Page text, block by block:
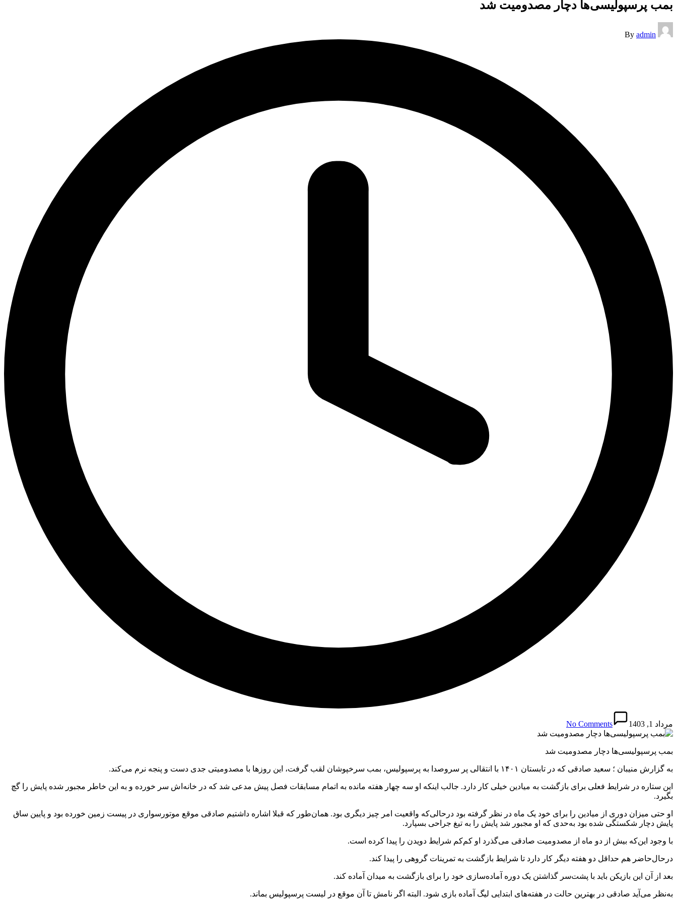
بمب پرسپولیسی‌ها دچار مصدومیت شد
Posted
by
By admin
مرداد 1, 1403 No Comments
بمب پرسپولیسی‌ها دچار مصدومیت شد
به گزارش منیبان ؛ سعید صادقی که در تابستان ۱۴۰۱ با انتقالی پر سروصدا به پرسپولیس، بمب سرخپوشان لقب گرفت، این روزها با مصدومیتی جدی دست و پنجه نرم می‌کند.
این ستاره در شرایط فعلی برای بازگشت به میادین خیلی کار دارد. جالب اینکه او سه چهار هفته مانده به اتمام مسابقات فصل پیش مدعی شد که در خانه‌اش سر خورده و به این خاطر مجبور شده پایش را گچ
بگیرد.
او حتی میزان دوری از میادین را برای خود یک ماه در نظر گرفته بود درحالی‌که واقعیت امر چیز دیگری بود. همان‌طور که قبلا اشاره داشتیم صادقی موقع موتورسواری در پیست زمین خورده بود و پایین ساق
پایش دچار شکستگی شده بود به‌حدی که او مجبور شد پایش را به تیغ جراحی بسپارد.
با وجود این‌که بیش از دو ماه از مصدومیت صادقی می‌گذرد او کم‌کم شرایط دویدن را پیدا کرده است.
در‌حال‌حاضر هم حداقل دو هفته دیگر کار دارد تا شرایط بازگشت به تمرینات گروهی را پیدا کند.
بعد از آن این بازیکن باید با پشت‌سر گذاشتن یک دوره آماده‌سازی خود را برای بازگشت به میدان آماده کند.
به‌نظر می‌آید صادقی در بهترین حالت در هفته‌های ابتدایی لیگ آماده بازی شود. البته اگر نامش تا آن موقع در لیست پرسپولیس بماند.